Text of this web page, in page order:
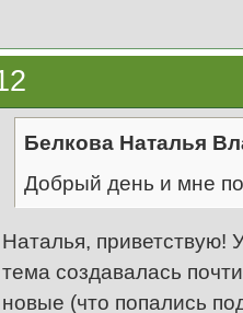
Белкова Наталья
Добрый день и мне
Наталья,
тема создавалась
новые (что попались